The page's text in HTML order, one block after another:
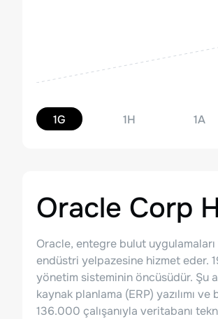
1G 1H 1A
Oracle Corp
Oracle, entegre bulut
endüstri yelpazesine hizmet eder.
yönetim sisteminin öncüsüdür. Şu
kaynak planlama (ERP) yazılımı
136.000 çalışanıyla veritabanı